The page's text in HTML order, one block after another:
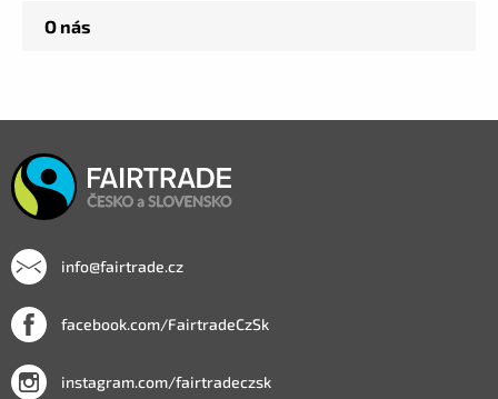
O nás
info@fairtrade.cz
facebook.com/FairtradeCzSk
instagram.com/fairtradeczsk